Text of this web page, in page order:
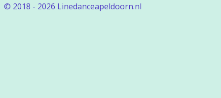
© 2018 - 2026 Linedanceapeldoorn.nl